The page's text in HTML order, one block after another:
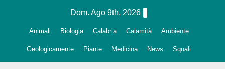
Dom. Ago 9th, 2026
Animali Biologia Calabria Calamità Ambiente
Geologicamente Piante Medicina News Squali